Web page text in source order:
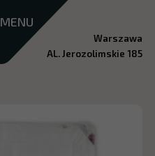
MENU
Warszawa
AL. Jerozolimskie 185